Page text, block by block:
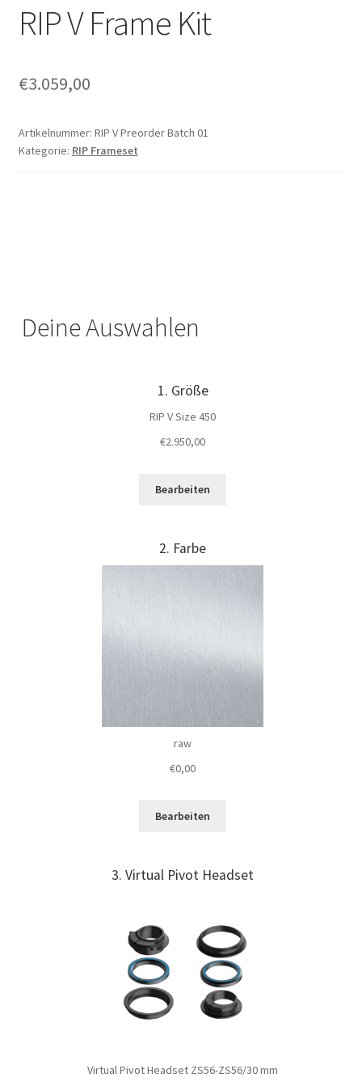
RIP V Frame Kit
€3.059,00
Artikelnummer: RIP V Preorder Batch 01
Kategorie: RIP Frameset
Deine Auswahlen
1 Größe
RIP V Size 450
€2.950,00
Bearbeiten
2 Farbe
raw
€0,00
Bearbeiten
3 Virtual Pivot Headset
Virtual Pivot Headset ZS56-ZS56/30 mm